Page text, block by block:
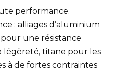
performance.
: alliages d’aluminium
une résistance
titane pour les
à de fortes contraintes